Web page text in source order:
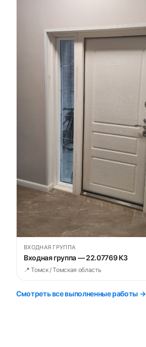
ВХОДНАЯ ГРУППА
Входная группа — 22.07769 К3
📍 Томск / Томская область
Смотреть все выполненные работы →